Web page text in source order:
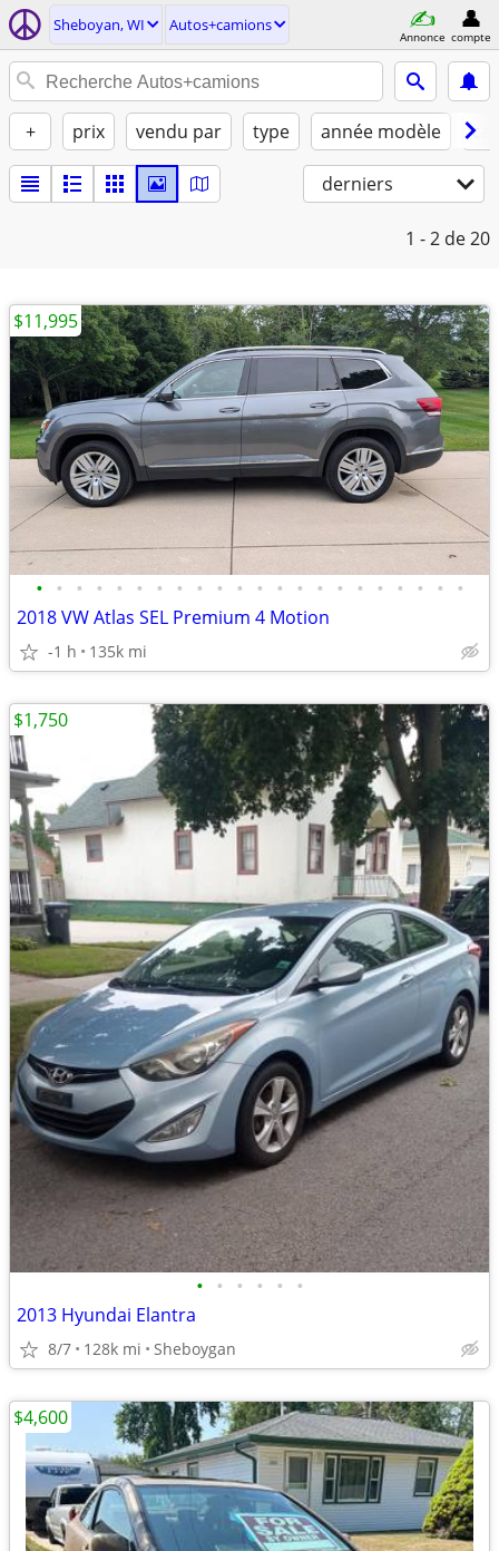
Sheboyan, WI Autos+camions
Annonce compte
+ prix vendu par type année modèle
derniers
1 - 2 de 20
• • • • • • • • • • • • • • • • • • • • • •
2018 VW Atlas SEL Premium 4 Motion
-1 h 135k mi
$11,995
• • • • • •
2013 Hyundai Elantra
8/7 128k mi Sheboygan
$1,750
$4,600